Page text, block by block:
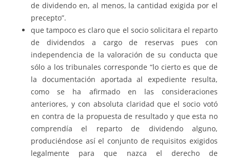
de dividendo en, al menos, la cantidad exigida por el
precepto”.
que tampoco es claro que el socio solicitara el reparto
de dividendos a cargo de reservas pues con
independencia de la valoración de su conducta que
sólo a los tribunales corresponde “lo cierto es que de
la documentación aportada al expediente resulta,
como se ha afirmado en las consideraciones
anteriores, y con absoluta claridad que el socio votó
en contra de la propuesta de resultado y que esta no
comprendía el reparto de dividendo alguno,
produciéndose así el conjunto de requisitos exigidos
legalmente para que nazca el derecho de